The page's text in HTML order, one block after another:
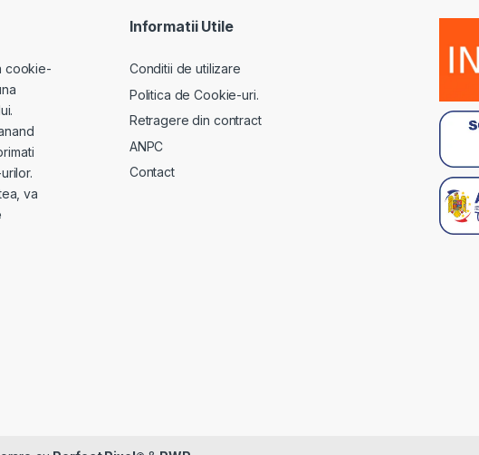
cookie-
va
Informatii Utile
Conditii de utilizare
Politica de Cookie-uri.
Retragere din contract
ANPC
Contact